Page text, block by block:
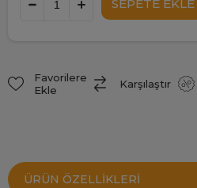
Favorilere
Ekle
Karşılaştır
ÜRÜN ÖZELLIKLERI